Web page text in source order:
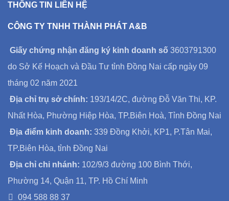
THÔNG TIN LIÊN HỆ
CÔNG TY TNHH THÀNH PHÁT A&B
Giấy chứng nhận đăng ký kinh doanh số 3603791300
do Sở Kế Hoạch và Đầu Tư tỉnh Đồng Nai cấp ngày 09
tháng 02 năm 2021
Địa chỉ trụ sở chính: 193/14/2C, đường Đỗ Văn Thi, KP.
Nhất Hòa, Phường Hiệp Hòa, TP.Biên Hoà, Tỉnh Đồng Nai
Địa điểm kinh doanh: 339 Đồng Khởi, KP1, P.Tân Mai,
TP.Biên Hòa, tỉnh Đồng Nai
Địa chỉ chi nhánh: 102/9/3 đường 100 Bình Thới,
Phường 14, Quận 11, TP. Hồ Chí Minh
094 588 88 37